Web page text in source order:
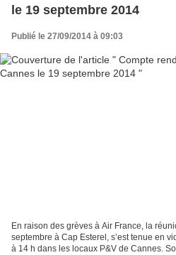
le 19 septembre 2014
Publié le 27/09/2014 à 09:03
En raison des grèves à Air France, la
septembre à Cap Esterel, s’est tenue en
à 14 h dans les locaux P&V de Cannes.